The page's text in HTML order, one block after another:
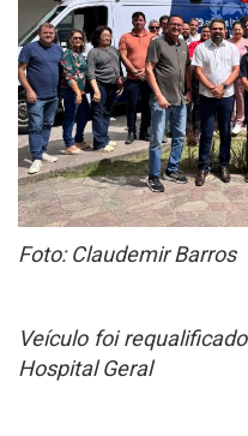
Foto: Claudemir Barros
Veículo foi
Hospital Geral